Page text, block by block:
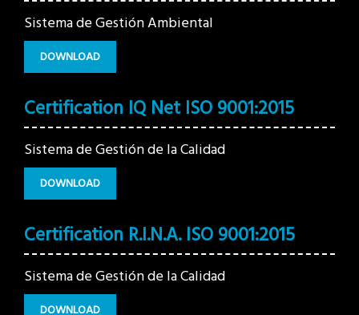
Sistema de Gestión Ambiental
DOWNLOAD
Certification IQ Net ISO 9001:2015
Sistema de Gestión de la Calidad
DOWNLOAD
Certification R.I.N.A. ISO 9001:2015
Sistema de Gestión de la Calidad
DOWNLOAD